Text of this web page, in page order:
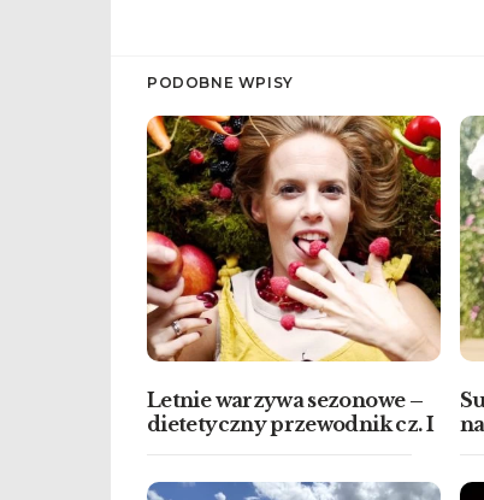
PODOBNE WPISY
Letnie warzywa sezonowe –
dietetyczny przewodnik cz. I